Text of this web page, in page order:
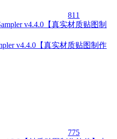
811
v4.4.0【真实材质贴图制作
775